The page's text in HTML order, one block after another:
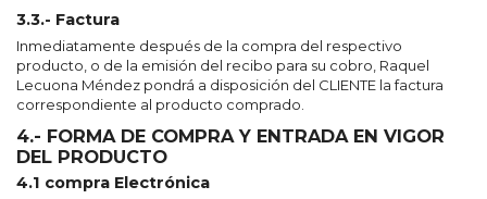
3.3.- Factura
Inmediatamente después de la compra del respectivo
producto, o de la emisión del recibo para su cobro, Raquel
Lecuona Méndez pondrá a disposición del CLIENTE la factura
correspondiente al producto comprado.
4.- FORMA DE COMPRA Y ENTRADA EN VIGOR
DEL PRODUCTO
4.1 compra Electrónica